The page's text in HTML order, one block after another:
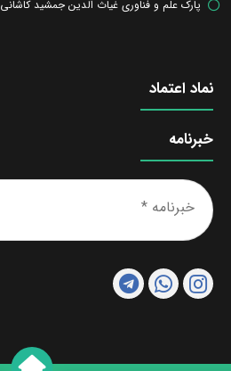
پارک علم و فناوری غیاث الدین جمشید کاشانی
نماد اعتماد
خبرنامه